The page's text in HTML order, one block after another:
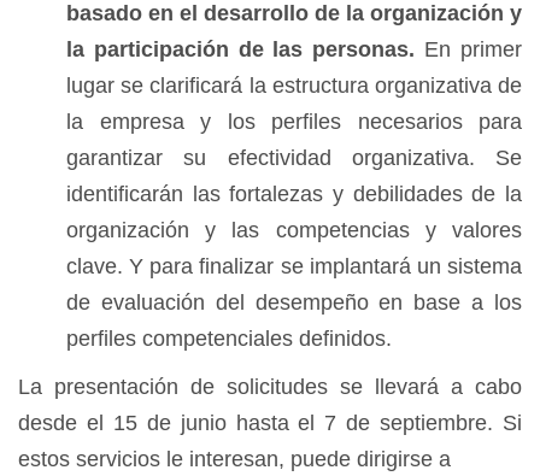
basado en el desarrollo de la organización y
la participación de las personas. En primer
lugar se clarificará la estructura organizativa de
la empresa y los perfiles necesarios para
garantizar su efectividad organizativa. Se
identificarán las fortalezas y debilidades de la
organización y las competencias y valores
clave. Y para finalizar se implantará un sistema
de evaluación del desempeño en base a los
perfiles competenciales definidos.
La presentación de solicitudes se llevará a cabo
desde el 15 de junio hasta el 7 de septiembre. Si
estos servicios le interesan, puede dirigirse a